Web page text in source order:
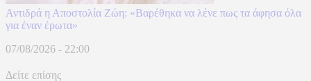
Αντιδρά η Αποστολία Ζώη: «Βαρέθηκα να λένε πως τα άφησα όλα
για έναν έρωτα»
07/08/2026 - 22:00
Δείτε επίσης